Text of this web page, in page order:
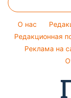
Кейт Миддлтон
Новости
Новости
Новости
Комнатные
Курс валют
Магнитные
Погода на
Погода на
Пылевая буря
O нас
Редакционная
Реклама на